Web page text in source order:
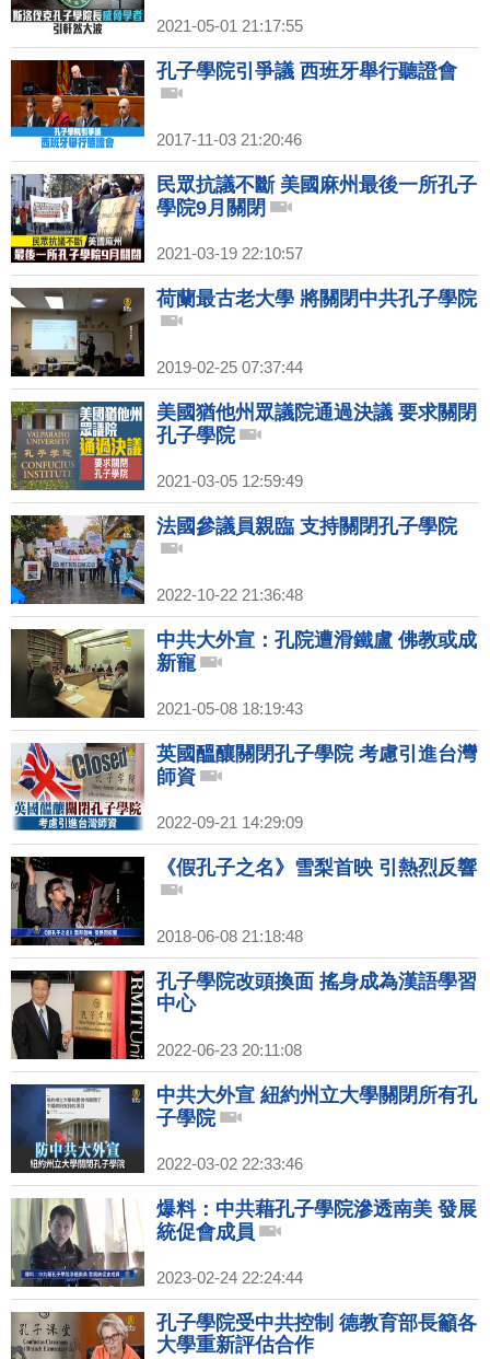
2021-05-01 21:17:55
孔子學院引爭議 西班牙舉行聽證會
2017-11-03 21:20:46
民眾抗議不斷 美國麻州最後一所孔子
學院9月關閉
2021-03-19 22:10:57
荷蘭最古老大學 將關閉中共孔子學院
2019-02-25 07:37:44
美國猶他州眾議院通過決議 要求關閉
孔子學院
2021-03-05 12:59:49
法國參議員親臨 支持關閉孔子學院
2022-10-22 21:36:48
中共大外宣：孔院遭滑鐵盧 佛教或成
新寵
2021-05-08 18:19:43
英國醞釀關閉孔子學院 考慮引進台灣
師資
2022-09-21 14:29:09
《假孔子之名》雪梨首映 引熱烈反響
2018-06-08 21:18:48
孔子學院改頭換面 搖身成為漢語學習
中心
2022-06-23 20:11:08
中共大外宣 紐約州立大學關閉所有孔
子學院
2022-03-02 22:33:46
爆料：中共藉孔子學院滲透南美 發展
統促會成員
2023-02-24 22:24:44
孔子學院受中共控制 德教育部長籲各
大學重新評估合作